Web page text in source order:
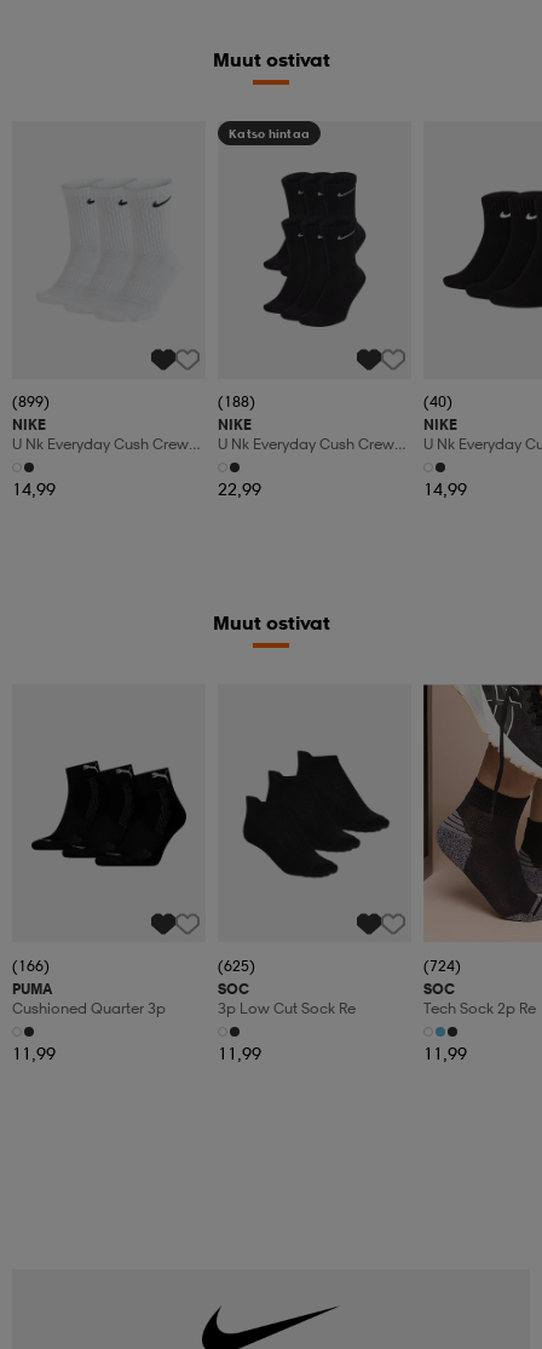
Muut ostivat
(899)
NIKE
U Nk Everyday Cush Crew
3pr
14,99
Katso hintaa
(188)
NIKE
U Nk Everyday Cush Crew
6pr-Bd
22,99
(40)
NIKE
U Nk Everyday
3pr
14,99
Muut ostivat
(166)
PUMA
Cushioned Quarter 3p
11,99
(625)
SOC
3p Low Cut Sock Re
11,99
(724)
SOC
Tech Sock 2p Re
11,99